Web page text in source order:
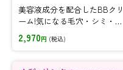
美容液成分を配合したBBクリ
ーム!気になる毛穴・シミ・く
すみもしっかりカバーしなが
ら、保湿も同時に♪
2,970円 (税込)